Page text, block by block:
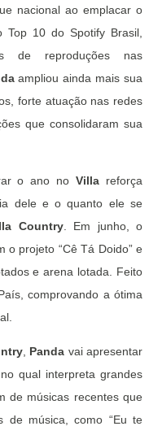
nacional ao emplacar o
Top 10 do Spotify Brasil,
de reproduções nas
ampliou ainda mais sua
forte atuação nas redes
que consolidaram sua
o ano no Villa reforça
dele e o quanto ele se
Country. Em junho, o
o projeto “Cê Tá Doido” e
e arena lotada. Feito
comprovando a ótima
Panda vai apresentar
qual interpreta grandes
de músicas recentes que
de música, como “Eu te